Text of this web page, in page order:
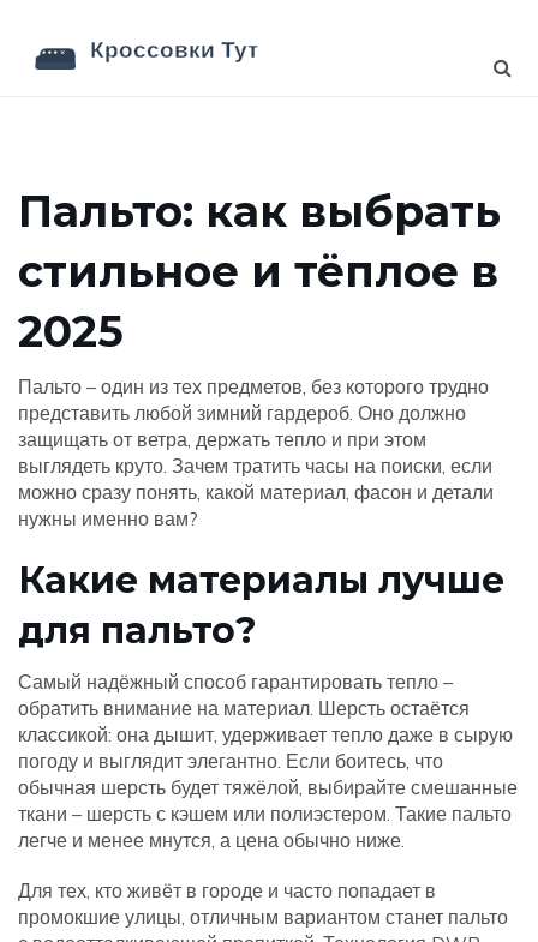
Пальто: как выбрать
стильное и тёплое в
2025
Пальто – один из тех предметов, без которого трудно
представить любой зимний гардероб. Оно должно
защищать от ветра, держать тепло и при этом
выглядеть круто. Зачем тратить часы на поиски, если
можно сразу понять, какой материал, фасон и детали
нужны именно вам?
Какие материалы лучше
для пальто?
Самый надёжный способ гарантировать тепло –
обратить внимание на материал. Шерсть остаётся
классикой: она дышит, удерживает тепло даже в сырую
погоду и выглядит элегантно. Если боитесь, что
обычная шерсть будет тяжёлой, выбирайте смешанные
ткани – шерсть с кэшем или полиэстером. Такие пальто
легче и менее мнутся, а цена обычно ниже.
Для тех, кто живёт в городе и часто попадает в
промокшие улицы, отличным вариантом станет пальто